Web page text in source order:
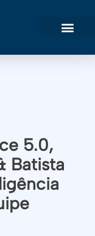
5.0,
Batista